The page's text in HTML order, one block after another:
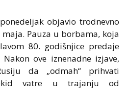
objavio trodnevno
Pauza u borbama, koja
80. godišnjice predaje
Nakon ove iznenadne izjave,
da „odmah“ prihvati
vatre u trajanju od